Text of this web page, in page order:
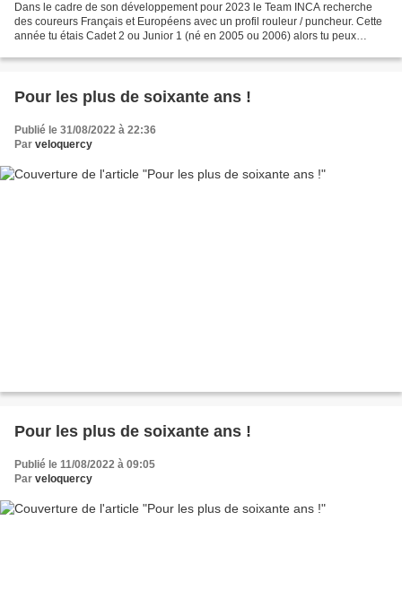
Dans le cadre de son développement pour 2023 le Team INCA recherche
des coureurs Français et Européens avec un profil rouleur / puncheur. Cette
année tu étais Cadet 2 ou Junior 1 (né en 2005 ou 2006) alors tu peux
Pour les plus de soixante ans !
Publié le 31/08/2022 à 22:36
Par veloquercy
Pour les plus de soixante ans !
Publié le 11/08/2022 à 09:05
Par veloquercy